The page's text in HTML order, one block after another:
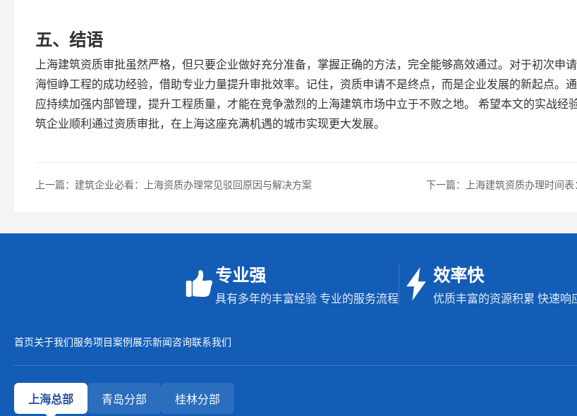
五、结语
上海建筑资质审批虽然严格，但只要企业做好充分准备，掌握正确的方法，完全能够高效通过。对于初次申
海恒峥工程的成功经验，借助专业力量提升审批效率。记住，资质申请不是终点，而是企业发展的新起点。
应持续加强内部管理，提升工程质量，才能在竞争激烈的上海建筑市场中立于不败之地。 希望本文的实战经
筑企业顺利通过资质审批，在上海这座充满机遇的城市实现更大发展。
上一篇：建筑企业必看：上海资质办理常见驳回原因与解决方案 下一篇：上海建筑资质办理时间
专业强
具有多年的丰富经验 专业的服务流程
效率快
优质丰富的资源积累 快速响
首页关于我们服务项目案例展示新闻咨询联系我们
上海总部 青岛分部 桂林分部